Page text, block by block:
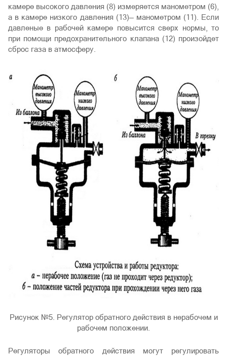
камере высокого давления (8) измеряется манометром (6),
а в камере низкого давления (13)— манометром (11). Если
давленые в рабочей камере повысится сверх нормы, то
при помощи предохранительного клапана (12) произойдет
сброс газа в атмосферу.
Рисунок №5. Регулятор обратного действия в нерабочем и
рабочем положении.
Регуляторы обратного действия могут регулировать